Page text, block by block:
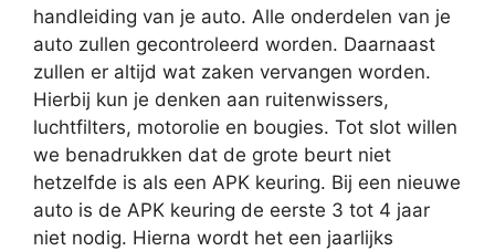
handleiding van je auto. Alle onderdelen van je
auto zullen gecontroleerd worden. Daarnaast
zullen er altijd wat zaken vervangen worden.
Hierbij kun je denken aan ruitenwissers,
luchtfilters, motorolie en bougies. Tot slot willen
we benadrukken dat de grote beurt niet
hetzelfde is als een APK keuring. Bij een nieuwe
auto is de APK keuring de eerste 3 tot 4 jaar
niet nodig. Hierna wordt het een jaarlijks